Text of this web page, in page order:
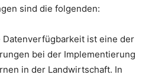
sind die folgenden:
Datenverfügbarkeit ist eine der
bei der Implementierung
in der Landwirtschaft. In